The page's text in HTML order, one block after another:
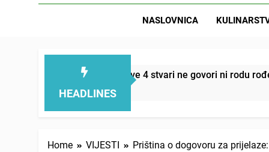
NASLOVNICA
HEADLINES
smanjuju – ove 4 stvari ne govori ni rodu rođenom
Home VIJESTI Priština o dogovoru za